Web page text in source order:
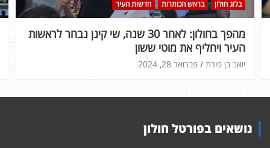
בלוג חולון בראש הכותרות חדשות העיר
מהפך בחולון: לאחר 30 שנה, שי קינן נבחר לראשות
העיר ויחליף את מוטי ששון
פברואר 28, 2024 יואב בן פורת
נושאים בפורטל חולון